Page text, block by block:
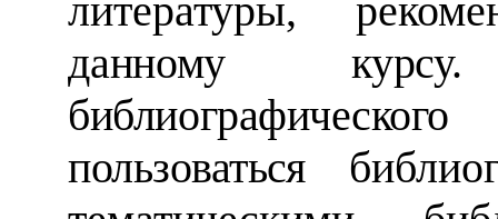
литературы,
данному
библиографического
пользоваться